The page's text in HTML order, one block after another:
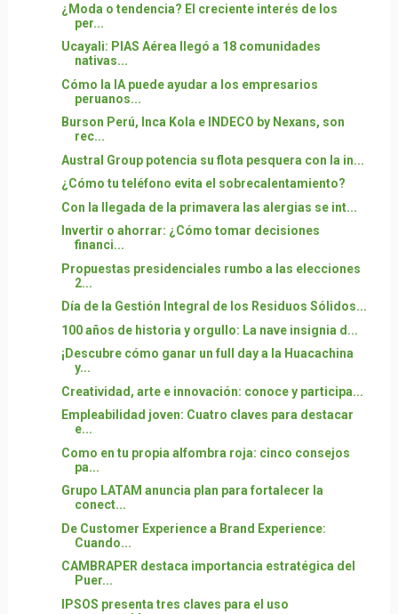
¿Moda o tendencia? El creciente interés de los
per...
Ucayali: PIAS Aérea llegó a 18 comunidades
nativas...
Cómo la IA puede ayudar a los empresarios
peruanos...
Burson Perú, Inca Kola e INDECO by Nexans, son
rec...
Austral Group potencia su flota pesquera con la in...
¿Cómo tu teléfono evita el sobrecalentamiento?
Con la llegada de la primavera las alergias se int...
Invertir o ahorrar: ¿Cómo tomar decisiones
financi...
Propuestas presidenciales rumbo a las elecciones
2...
Día de la Gestión Integral de los Residuos Sólidos...
100 años de historia y orgullo: La nave insignia d...
¡Descubre cómo ganar un full day a la Huacachina
y...
Creatividad, arte e innovación: conoce y participa...
Empleabilidad joven: Cuatro claves para destacar
e...
Como en tu propia alfombra roja: cinco consejos
pa...
Grupo LATAM anuncia plan para fortalecer la
conect...
De Customer Experience a Brand Experience:
Cuando...
CAMBRAPER destaca importancia estratégica del
Puer...
IPSOS presenta tres claves para el uso